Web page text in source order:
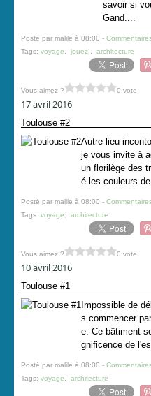
savoir si
Gand....
Posté par malile à 08:00 -
Tags: voyage jouez! architecture
Vous aimez ? 0 vote
17 avril 2016
Toulouse #2
Autre lieu
je vous invite à
un florilège des
é les couleurs
Posté par malile à 08:00 -
Tags: voyage architecture
Vous aimez ? 0 vote
10 avril 2016
Toulouse #1
Impossible de
s commencer
e: Ce bâtiment
gnificence de
Posté par malile à 08:00 -
Tags: voyage architecture